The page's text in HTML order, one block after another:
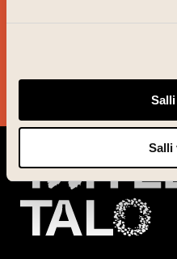
Salli
YES, PLEASE!